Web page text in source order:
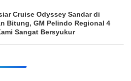
Cruise Odyssey Sandar di
Bitung, GM Pelindo Regional 4
Sangat Bersyukur